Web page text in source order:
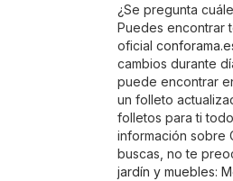
¿Se pregunta
Puedes encontrar
oficial
cambios durante
puede encontrar
un folleto
folletos para ti
información sobre
buscas, no te
jardín y muebles: